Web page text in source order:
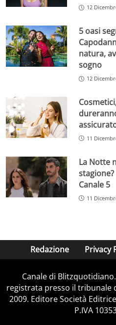
12
5 oasi
natura,
sogno
12
11
La Notte
Canale 5
11
Redazione Privacy
Canale di
registrata presso il tribunale
2009. Editore Società
P.IVA